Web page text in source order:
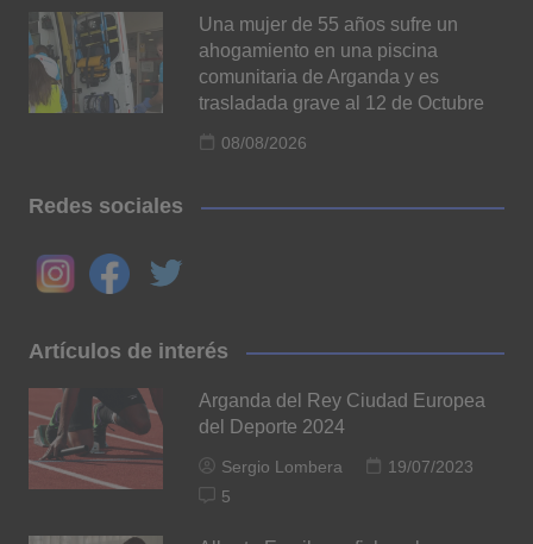
Una mujer de 55 años sufre un
ahogamiento en una piscina
comunitaria de Arganda y es
trasladada grave al 12 de Octubre
08/08/2026
Redes sociales
Artículos de interés
Arganda del Rey Ciudad Europea
del Deporte 2024
Sergio Lombera
19/07/2023
5